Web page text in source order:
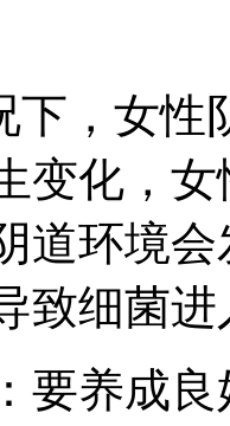
，女性
变化，
道环境
致细菌
养成良